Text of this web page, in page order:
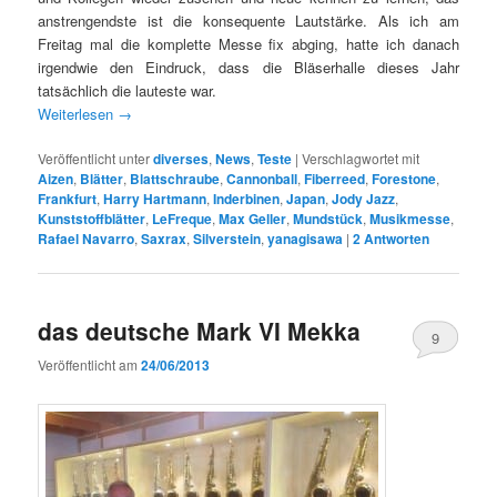
anstrengendste ist die konsequente Lautstärke. Als ich am
Freitag mal die komplette Messe fix abging, hatte ich danach
irgendwie den Eindruck, dass die Bläserhalle dieses Jahr
tatsächlich die lauteste war.
Weiterlesen →
Veröffentlicht unterdiverses,News,Teste |Verschlagwortet mit
Aizen, Blätter, Blattschraube,Cannonball,Fiberreed,Forestone,
Frankfurt,Harry Hartmann,Inderbinen,Japan,Jody Jazz,
Kunststoffblätter, LeFreque,Max Geller,Mundstück,Musikmesse,
Rafael Navarro,Saxrax,Silverstein,yanagisawa |2Antworten
das deutsche Mark VI Mekka
Veröffentlicht am24/06/2013
9